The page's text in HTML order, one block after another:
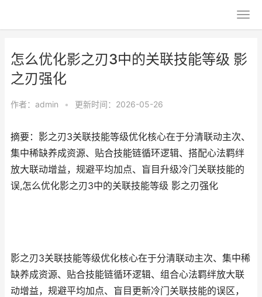
怎么优化影之刃3中的关联技能等级 影
之刃强化
作者： admin • 更新时间：2026-05-26
摘要：影之刃3关联技能等级优化核心在于分清联动主次、
集中稀缺养成资源、贴合技能链循环逻辑、搭配心法羁绊
放大联动增益，规避平均加点、盲目升级冷门关联技能的
误,怎么优化影之刃3中的关联技能等级 影之刃强化
影之刃3关联技能等级优化核心在于分清联动主次、集中稀
缺养成资源、贴合技能链循环逻辑、组合心法羁绊放大联
动增益，规避平均加点、盲目更新冷门关联技能的误区，